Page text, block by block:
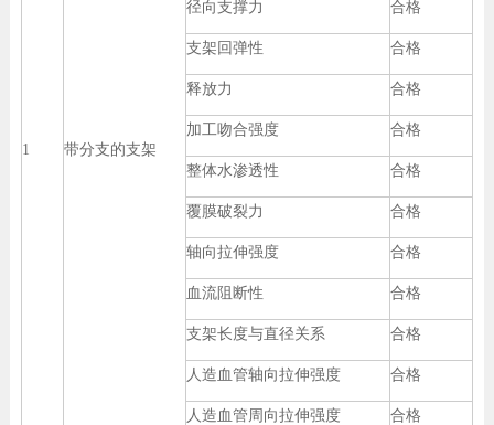
1 带分支的支架
径向支撑力 合格
支架回弹性 合格
释放力 合格
加工吻合强度 合格
整体水渗透性 合格
覆膜破裂力 合格
轴向拉伸强度 合格
血流阻断性 合格
支架长度与直径关系 合格
人造血管轴向拉伸强度 合格
人造血管周向拉伸强度 合格